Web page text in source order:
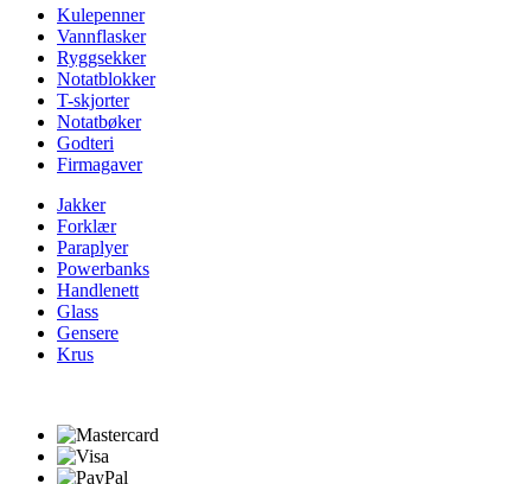
Kulepenner
Vannflasker
Ryggsekker
Notatblokker
T-skjorter
Notatbøker
Godteri
Firmagaver
Jakker
Forklær
Paraplyer
Powerbanks
Handlenett
Glass
Gensere
Krus